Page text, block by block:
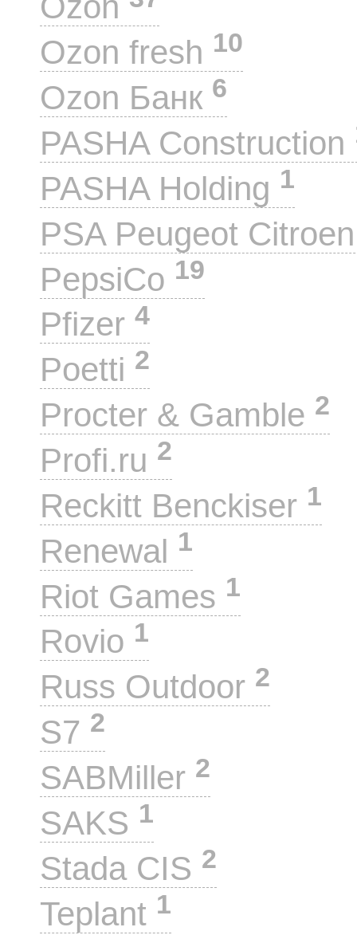
Ozon fresh 10
Ozon Банк 6
PASHA Construction
PASHA Holding 1
PSA Peugeot
PepsiCo 19
Pfizer 4
Poetti 2
Procter & Gamble 2
Profi.ru 2
Reckitt Benckiser 1
Renewal 1
Riot Games 1
Rovio 1
Russ Outdoor 2
S7 2
SABMiller 2
SAKS 1
Stada CIS 2
Teplant 1